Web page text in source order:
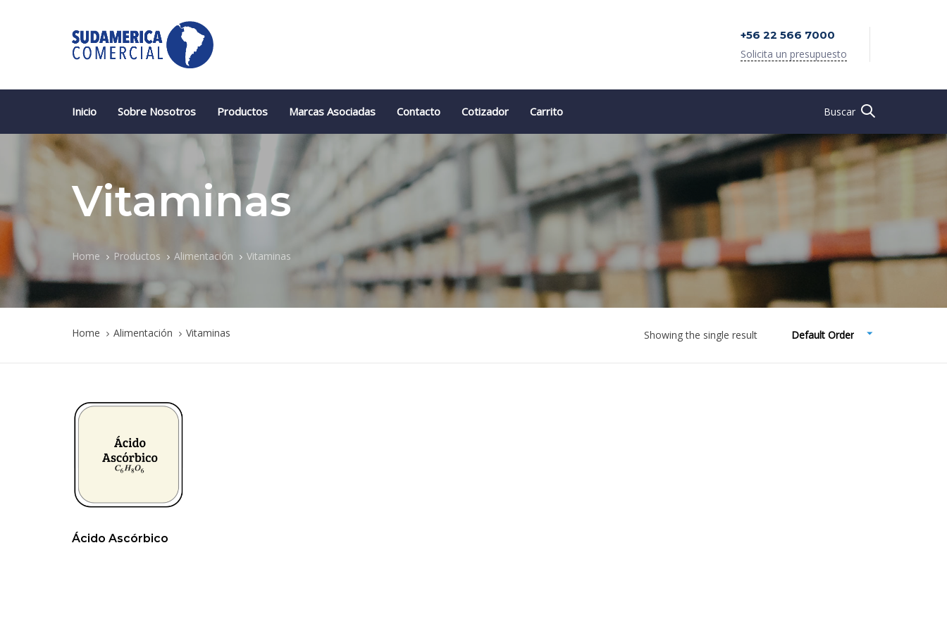
to
+56 22 566 7000
Solicita un presupuesto
Inicio Sobre Nosotros Productos Marcas Asociadas Contacto Cotizador Carrito Buscar
Vitaminas
Home Productos Alimentación Vitaminas
Home Alimentación Vitaminas Showing the single result Default Order
Ácido Ascórbico